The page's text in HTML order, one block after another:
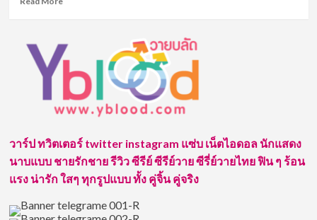
ขุน
ประเทศ
รัตน์
จาก
ส
เชียงราย
สู่
ดาว
เด่น
วงการ
วาร์ป ทวิตเตอร์ twitter instagram แซ่บ เน็ตไอดอล นักแสดง
นาบแบบ ชายรักชาย รีวิว ซีรีย์ ซีรีย์วาย ซีรี่ย์วายไทย ฟิน ๆ ร้อน
แรง น่ารัก ใสๆ ทุกรูปแบบ ทั้ง คู่จิ้น คู่จริง